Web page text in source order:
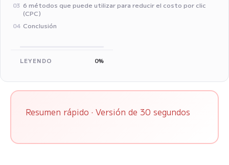
03 ‍6 métodos que puede utilizar para reducir el costo por clic
(CPC)
04 Conclusión
LEYENDO 0%
Resumen rápido · Versión de 30 segundos